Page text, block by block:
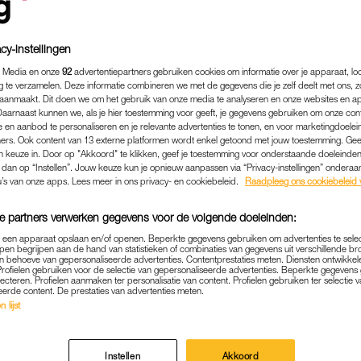
IN VERWACHTING
'BINNENKORT GEZIN
MEDIA|BABYNIEUWS
25-05-2022 | NATHALIE BOLLEN
van haar tweede kindje. Het
woensdagavond aan op Instagram.
instellingen
en onze 92 advertentiepartners gebruiken cookies om informatie over je apparaat,
te verzamelen. Deze informatie combineren we met de gegevens die je zelf deelt met ons,
Dit doen we om het gebruik van onze media te analyseren en onze websites en
kunnen we, als je hier toestemming voor geeft, je gegevens gebruiken om onze
en aanbod te personaliseren en je relevante advertenties te tonen, en voor
Ook content van 13 externe platformen wordt enkel getoond met jouw toestemming.
keuze in. Door op "Akkoord" te klikken, geef je toestemming voor onderstaande
op “Instellen”. Jouw keuze kun je opnieuw aanpassen via “Privacy-instellingen”
van onze apps. Lees meer in ons privacy- en cookiebeleid.
Raadpleeg ons cookiebeleid
partners verwerken gegevens voor de volgende doeleinden:
apparaat opslaan en/of openen. Beperkte gegevens gebruiken om advertenties te
begrijpen aan de hand van statistieken of combinaties van gegevens uit verschillende
behoeve van gepersonaliseerde advertenties. Contentprestaties meten. Diensten
gebruiken voor de selectie van gepersonaliseerde advertenties. Beperkte
Profielen aanmaken ter personalisatie van content. Profielen gebruiken ter selectie
content. De prestaties van advertenties meten.
lijst
Instellen Akkoord